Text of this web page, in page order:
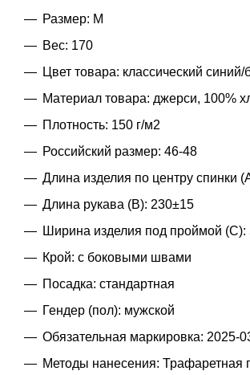
Размер: M
Вес: 170
Цвет товара: классический синий/
Материал товара: джерси, 100%
Плотность: 150 г/м2
Российский размер: 46-48
Длина изделия по центру спинки
Длина рукава (B): 230±15
Ширина изделия под проймой (С):
Крой: с боковыми швами
Посадка: стандартная
Гендер (пол): мужской
Обязательная маркировка: 2025-
Методы нанесения: Трафаретная